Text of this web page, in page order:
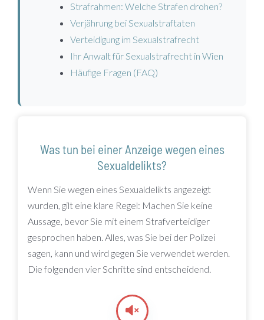
Strafrahmen: Welche Strafen drohen?
Verjährung bei Sexualstraftaten
Verteidigung im Sexualstrafrecht
Ihr Anwalt für Sexualstrafrecht in Wien
Häufige Fragen (FAQ)
Was tun bei einer Anzeige wegen eines
Sexualdelikts?
Wenn Sie wegen eines Sexualdelikts angezeigt
wurden, gilt eine klare Regel: Machen Sie keine
Aussage, bevor Sie mit einem Strafverteidiger
gesprochen haben. Alles, was Sie bei der Polizei
sagen, kann und wird gegen Sie verwendet werden.
Die folgenden vier Schritte sind entscheidend.